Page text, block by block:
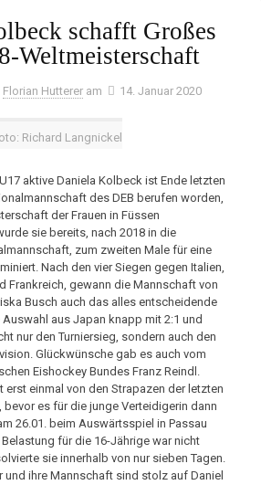
schafft Großes
Weltmeisterschaft
Florian Hutterer am 14. Januar 2020
Richard Langnickel
aktive Daniela Kolbeck ist Ende letzten
des DEB berufen worden,
der Frauen in Füssen
sie bereits, nach 2018 in die
zum zweiten Male für eine
Nach den vier Siegen gegen Italien,
Frankreich, gewann die Mannschaft von
Busch auch das alles entscheidende
aus Japan knapp mit 2:1 und
nur den Turniersieg, sondern auch den
Glückwünsche gab es auch vom
Eishockey Bundes Franz Reindl.
erst einmal von den Strapazen der letzten
bevor es für die junge Verteidigerin dann
26.01. beim Auswärtsspiel in Passau
für die 16-Jährige war nicht
sie innerhalb von nur sieben Tagen.
und ihre Mannschaft sind stolz auf Daniel